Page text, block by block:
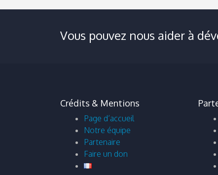
Vous pouvez nous aider à
Crédits & Mentions
Page d’accueil
Notre équipe
Partenaire
Faire un don